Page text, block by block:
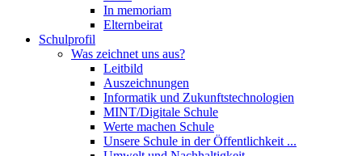
In memoriam
Elternbeirat
Schulprofil
Was zeichnet uns aus?
Leitbild
Auszeichnungen
Informatik und Zukunftstechnologien
MINT/Digitale Schule
Werte machen Schule
Unsere Schule in der Öffentlichkeit ...